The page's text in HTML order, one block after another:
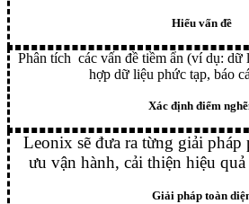
Hiểu vấn đề
Phân tích các vấn đề tiềm ẩn (ví dụ: dữ
hợp dữ liệu phức tạp, báo
Xác định điểm
Leonix sẽ đưa ra từng giải
ưu vận hành, cải thiện hiệu
Giải pháp toàn